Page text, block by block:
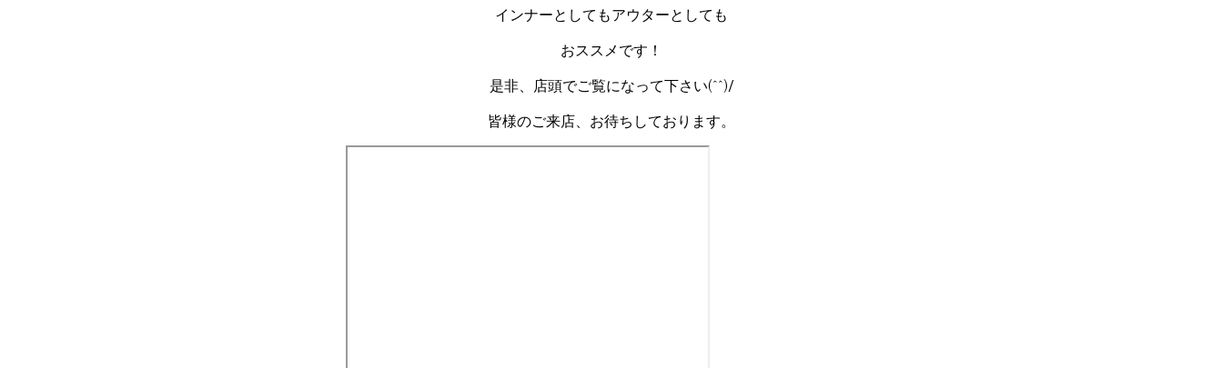
インナーとしてもアウターとしても
おススメです！
是非、店頭でご覧になって下さい(^^)/
皆様のご来店、お待ちしております。